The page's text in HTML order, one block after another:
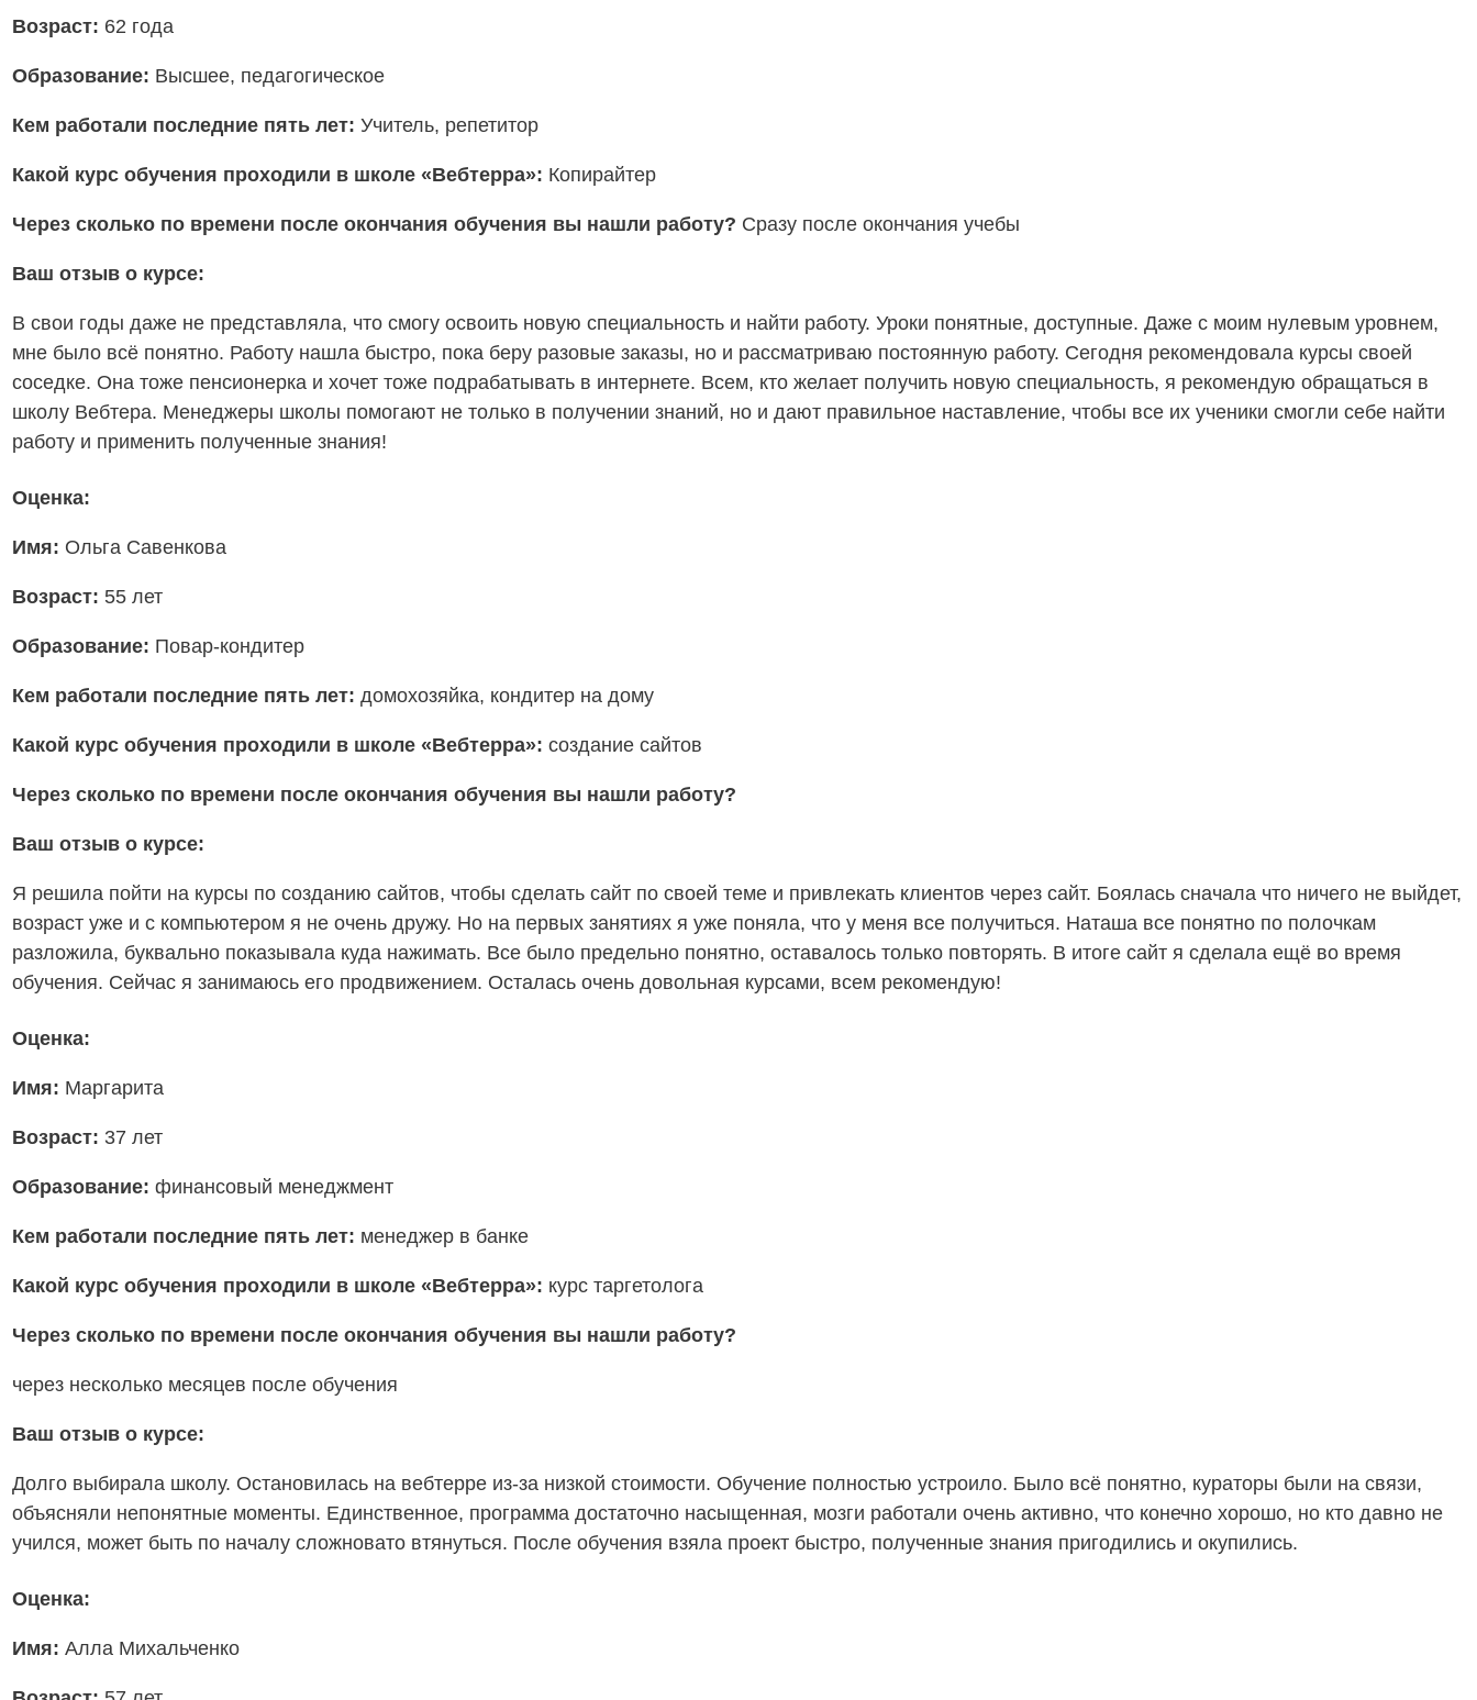
Возраст: 62 года
Образование: Высшее, педагогическое
Кем работали последние пять лет: Учитель, репетитор
Какой курс обучения проходили в школе «Вебтерра»: Копирайтер
Через сколько по времени после окончания обучения вы нашли работу? Сразу после окончания учебы
Ваш отзыв о курсе:
В свои годы даже не представляла, что смогу освоить новую специальность и найти работу. Уроки понятные, доступные. Даже с моим нулевым уровнем,
мне было всё понятно. Работу нашла быстро, пока беру разовые заказы, но и рассматриваю постоянную работу. Сегодня рекомендовала курсы своей
соседке. Она тоже пенсионерка и хочет тоже подрабатывать в интернете. Всем, кто желает получить новую специальность, я рекомендую обращаться в
школу Вебтера. Менеджеры школы помогают не только в получении знаний, но и дают правильное наставление, чтобы все их ученики смогли себе найти
работу и применить полученные знания!
Оценка:
Имя: Ольга Савенкова
Возраст: 55 лет
Образование: Повар-кондитер
Кем работали последние пять лет: домохозяйка, кондитер на дому
Какой курс обучения проходили в школе «Вебтерра»: создание сайтов
Через сколько по времени после окончания обучения вы нашли работу?
Ваш отзыв о курсе:
Я решила пойти на курсы по созданию сайтов, чтобы сделать сайт по своей теме и привлекать клиентов через сайт. Боялась сначала что ничего не выйдет,
возраст уже и с компьютером я не очень дружу. Но на первых занятиях я уже поняла, что у меня все получиться. Наташа все понятно по полочкам
разложила, буквально показывала куда нажимать. Все было предельно понятно, оставалось только повторять. В итоге сайт я сделала ещё во время
обучения. Сейчас я занимаюсь его продвижением. Осталась очень довольная курсами, всем рекомендую!
Оценка:
Имя: Маргарита
Возраст: 37 лет
Образование: финансовый менеджмент
Кем работали последние пять лет: менеджер в банке
Какой курс обучения проходили в школе «Вебтерра»: курс таргетолога
Через сколько по времени после окончания обучения вы нашли работу?
через несколько месяцев после обучения
Ваш отзыв о курсе:
Долго выбирала школу. Остановилась на вебтерре из-за низкой стоимости. Обучение полностью устроило. Было всё понятно, кураторы были на связи,
объясняли непонятные моменты. Единственное, программа достаточно насыщенная, мозги работали очень активно, что конечно хорошо, но кто давно не
учился, может быть по началу сложновато втянуться. После обучения взяла проект быстро, полученные знания пригодились и окупились.
Оценка:
Имя: Алла Михальченко